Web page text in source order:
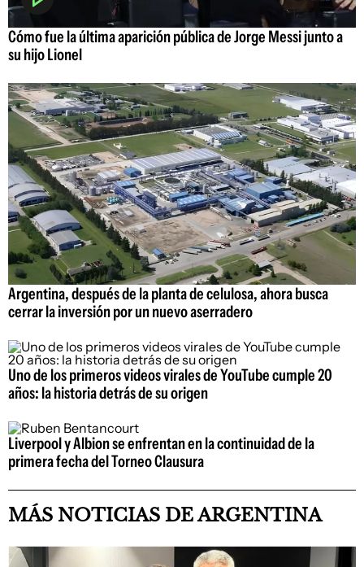
Cómo fue la última aparición pública de Jorge Messi junto a
su hijo Lionel
Argentina, después de la planta de celulosa, ahora busca
cerrar la inversión por un nuevo aserradero
Uno de los primeros videos virales de YouTube cumple 20
años: la historia detrás de su origen
Liverpool y Albion se enfrentan en la continuidad de la
primera fecha del Torneo Clausura
MÁS NOTICIAS DE ARGENTINA